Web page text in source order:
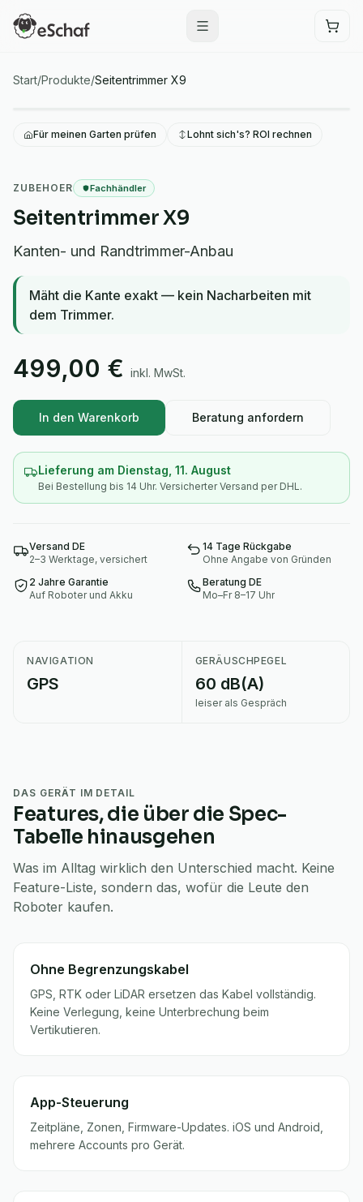
Start/Produkte/Seitentrimmer X9
Für meinen Garten prüfen Lohnt sich's? ROI rechnen
ZUBEHOER Fachhändler
Seitentrimmer X9
Kanten- und Randtrimmer-Anbau
Mäht die Kante exakt — kein Nacharbeiten mit
dem Trimmer.
499,00 € inkl. MwSt.
In den Warenkorb Beratung anfordern
Lieferung am Dienstag, 11. August
Bei Bestellung bis 14 Uhr. Versicherter Versand per DHL.
Versand DE
2–3 Werktage, versichert
14 Tage Rückgabe
Ohne Angabe von Gründen
2 Jahre Garantie
Auf Roboter und Akku
Beratung DE
Mo–Fr 8–17 Uhr
NAVIGATION
GPS
GERÄUSCHPEGEL
60 dB(A)
leiser als Gespräch
DAS GERÄT IM DETAIL
Features, die über die Spec-
Tabelle hinausgehen
Was im Alltag wirklich den Unterschied macht. Keine
Feature-Liste, sondern das, wofür die Leute den
Roboter kaufen.
Ohne Begrenzungskabel
GPS, RTK oder LiDAR ersetzen das Kabel vollständig.
Keine Verlegung, keine Unterbrechung beim
Vertikutieren.
App-Steuerung
Zeitpläne, Zonen, Firmware-Updates. iOS und Android,
mehrere Accounts pro Gerät.